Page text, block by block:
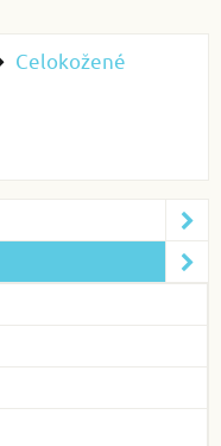
Celokožené